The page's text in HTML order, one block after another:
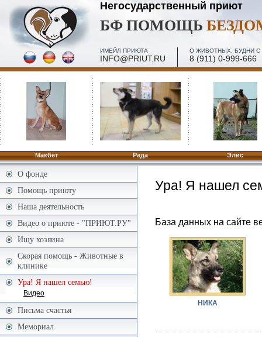
Негосударственный приют
БФ ПОМОЩЬ
ИМЕЙЛ ПРИЮТА
INFO@PRIUT.RU
О ЖИВОТНЫХ, БУДНИ С
8 (911) 0-999-666
ПОСЕЩЕНИЕ, МИНИ-ЭКСКУРСИИ - 2 И 4 ПЯТН.
Макбет Рада Элис
Ура! Я нашел
База данных на сайте
НИКА
О фонде
Помощь приюту
Наша деятельность
Видео о приюте - "ПРИЮТ.РУ"
Ищу хозяина
Скорая помощь - Животные в
клинике
Ура! Я нашел семью!
Видео
Письма счастья
Мемориал